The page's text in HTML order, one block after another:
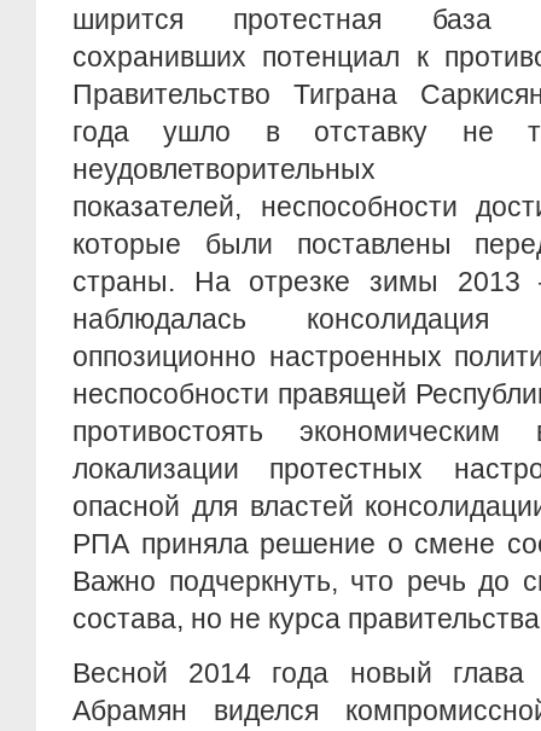
ширится протестная база
сохранивших потенциал к
Правительство Тиграна
года ушло в отставку не
неудовлетворительных
показателей, неспособности
которые были поставлены
страны. На отрезке зимы 2013
наблюдалась
оппозиционно настроенных
неспособности правящей
противостоять
локализации протестных
опасной для властей
РПА приняла решение о смене
Важно подчеркнуть, что речь до
состава, но не курса
Весной 2014 года новый глава
Абрамян виделся